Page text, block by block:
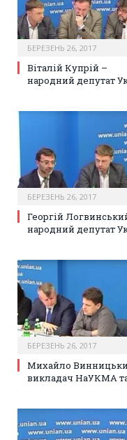
БЕРЕЗЕНЬ 26, 2017
Віталій Купрій –
народний депутат
БЕРЕЗЕНЬ 26, 2017
Георгій
народний депутат
БЕРЕЗЕНЬ 26, 2017
Михайло
викладач НаУКМА